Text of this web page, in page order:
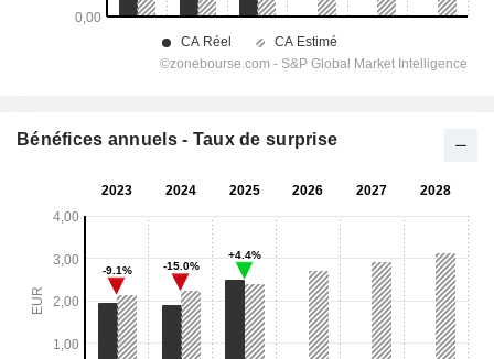
Bénéfices annuels - Taux de surprise